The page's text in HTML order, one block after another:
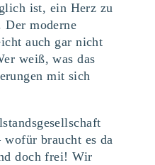
ist, ein Herz zu
Der moderne
auch gar nicht
weiß, was das
mit sich
wofür braucht es da
doch frei! Wir